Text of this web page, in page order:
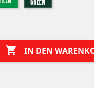
 IN DEN